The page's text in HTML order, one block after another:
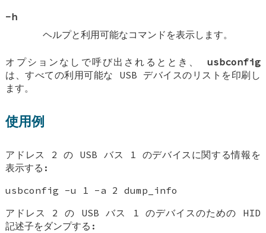
-h
ヘルプと利用可能なコマンドを表示します。
オプションなしで呼び出されるととき、 usbconfig
は、すべての利用可能な USB デバイスのリストを印刷し
ます。
使用例
アドレス 2 の USB バス 1 のデバイスに関する情報を
表示する:
usbconfig -u 1 -a 2 dump_info
アドレス 2 の USB バス 1 のデバイスのための HID
記述子をダンプする: